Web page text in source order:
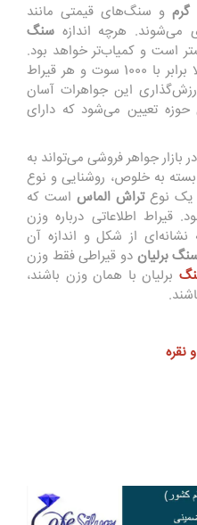
گرم و سنگ‌های قیمتی مانند
می‌شوند. هرچه اندازه سنگ
است و کمیاب‌تر خواهد بود.
برابر با
ش‌گذاری این جواهرات آسان
حوزه تعیین میشود که دارای
بازار جواهر فروشی می‌تواند به
سته به خلوص، روشنایی و نوع
یک نوعتراش الماس است که
قیراط اطلاعاتی درباره وزن
نشانه‌ای از شکلو اندازه آن
برلیان دو قیراطیفقط وزن
برلیان با همان وزن باشند،
نقره